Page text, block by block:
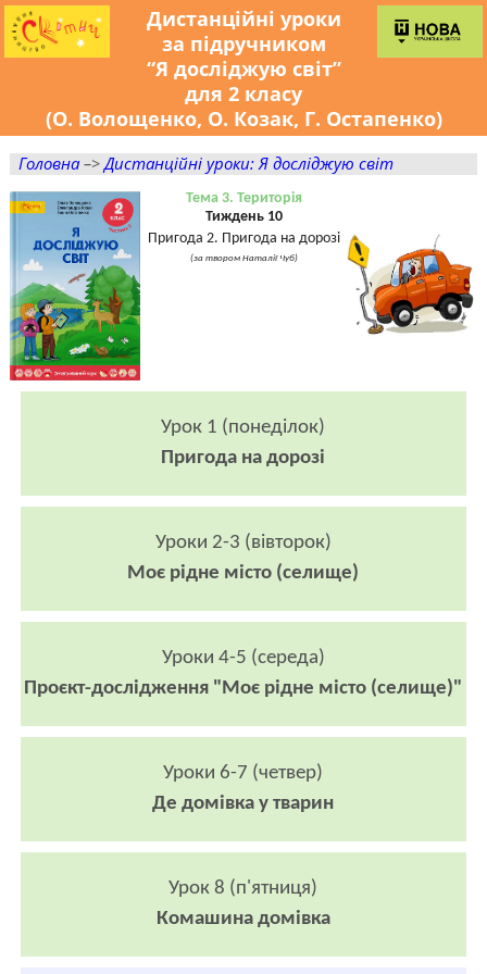
Дистанційні уроки
за підручником
“Я досліджую світ”
для 2 класу
(О. Волощенко, О. Козак, Г. Остапенко)
Головна–>Дистанційні уроки: Я досліджую світ
Тема 3. Територія
Тиждень 10
Пригода 2. Пригода на дорозі
(за твором Наталії Чуб)
Урок 1 (понеділок)
Пригода на дорозі
Уроки 2-3 (вівторок)
Моє рідне місто (селище)
Уроки 4-5 (середа)
Проєкт-дослідження "Моє рідне місто (селище)"
Уроки 6-7 (четвер)
Де домівка у тварин
Урок 8 (п'ятниця)
Комашина домівка